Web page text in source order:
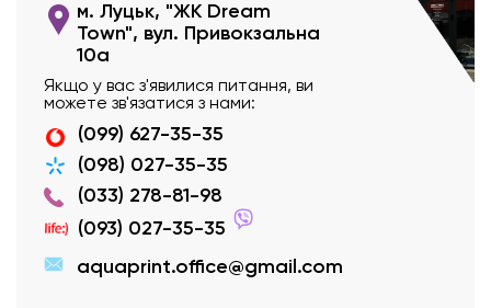
м. Луцьк, "ЖК Dream
Town", вул. Привокзальна
10а
Якщо у вас з'явилися питання, ви
можете зв'язатися з нами:
(099) 627-35-35
(098) 027-35-35
(033) 278-81-98
(093) 027-35-35
aquaprint.office@gmail.com